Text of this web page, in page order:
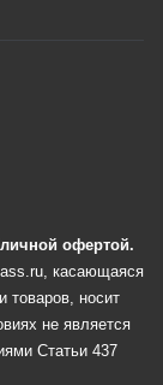
офертой.
касающаяся
товаров, носит
не является
Статьи 437